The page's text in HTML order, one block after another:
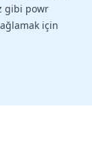
gibi powr
için